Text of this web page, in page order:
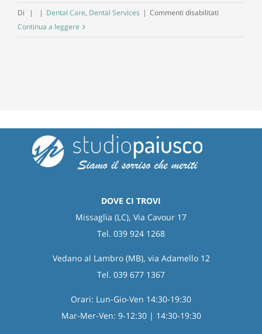
Di | | Dental Care, Dental Services | Commenti disabilitati
Continua a leggere
DOVE CI TROVI
Missaglia (LC), Via Cavour 17
Tel. 039 924 1268
Vedano al Lambro (MB), via Adamello 12
Tel. 039 677 1367
Orari: Lun-Gio-Ven 14:30-19:30
Mar-Mer-Ven: 9-12:30 | 14:30-19:30